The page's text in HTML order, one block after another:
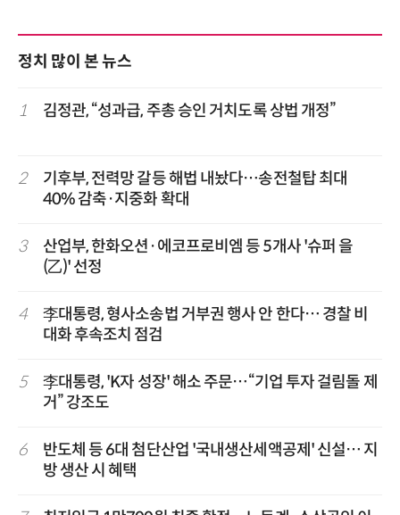
정치 많이 본 뉴스
1 김정관, “성과급, 주총 승인 거치도록 상법 개정”
2
기후부, 전력망 갈등 해법 내놨다…송전철탑 최대
40% 감축·지중화 확대
3
산업부, 한화오션·에코프로비엠 등 5개사 '슈퍼 을
(乙)' 선정
4
李대통령, 형사소송법 거부권 행사 안 한다… 경찰 비
대화 후속조치 점검
5
李대통령, 'K자 성장' 해소 주문…“기업 투자 걸림돌 제
거” 강조도
6
반도체 등 6대 첨단산업 '국내생산세액공제' 신설… 지
방 생산 시 혜택